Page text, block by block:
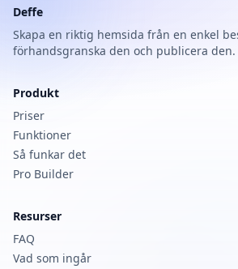
Deffe
Skapa en riktig hemsida från en enkel
förhandsgranska den och publicera den.
Produkt
Priser
Funktioner
Så funkar det
Pro Builder
Resurser
FAQ
Vad som ingår